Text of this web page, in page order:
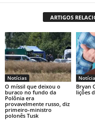
ARTIGOS
Notícias
O míssil que deixou o
buraco no fundo da
Polônia era
provavelmente russo, diz
primeiro-ministro
polonês Tusk
Bryan
lições